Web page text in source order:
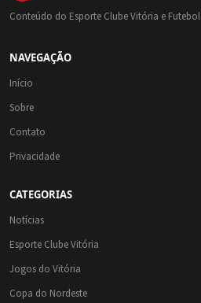
Conteúdo do Esporte Clube Vitória e Futebol
NAVEGAÇÃO
Início
Sobre
Contato
Privacidade
CATEGORIAS
Notícias
Esporte Clube Vitória
Jogos do Vitória
Copa do Nordeste